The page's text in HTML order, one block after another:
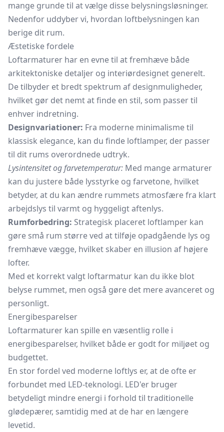
mange grunde til at vælge disse belysningsløsninger.
Nedenfor uddyber vi, hvordan loftbelysningen kan
berige dit rum.
Æstetiske fordele
Loftarmaturer har en evne til at fremhæve både
arkitektoniske detaljer og interiørdesignet generelt.
De tilbyder et bredt spektrum af designmuligheder,
hvilket gør det nemt at finde en stil, som passer til
enhver indretning.
Designvariationer: Fra moderne minimalisme til
klassisk elegance, kan du finde loftlamper, der passer
til dit rums overordnede udtryk.
Lysintensitet og farvetemperatur: Med mange armaturer
kan du justere både lysstyrke og farvetone, hvilket
betyder, at du kan ændre rummets atmosfære fra klart
arbejdslys til varmt og hyggeligt aftenlys.
Rumforbedring: Strategisk placeret loftlamper kan
gøre små rum større ved at tilføje opadgående lys og
fremhæve vægge, hvilket skaber en illusion af højere
lofter.
Med et korrekt valgt loftarmatur kan du ikke blot
belyse rummet, men også gøre det mere avanceret og
personligt.
Energibesparelser
Loftarmaturer kan spille en væsentlig rolle i
energibesparelser, hvilket både er godt for miljøet og
budgettet.
En stor fordel ved moderne loftlys er, at de ofte er
forbundet med LED-teknologi. LED'er bruger
betydeligt mindre energi i forhold til traditionelle
glødepærer, samtidig med at de har en længere
levetid.